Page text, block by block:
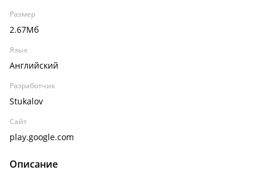
Размер
2.67Мб
Язык
Английский
Разработчик
Stukalov
Сайт
play.google.com
Описание